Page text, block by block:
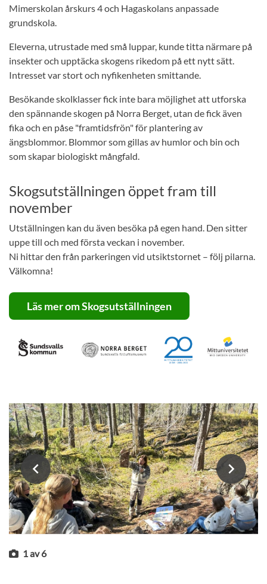
Mimerskolan årskurs 4 och Hagaskolans anpassade
grundskola.
Eleverna, utrustade med små luppar, kunde titta närmare på
insekter och upptäcka skogens rikedom på ett nytt sätt.
Intresset var stort och nyfikenheten smittande.
Besökande skolklasser fick inte bara möjlighet att utforska
den spännande skogen på Norra Berget, utan de fick även
fika och en påse "framtidsfrön" för plantering av
ängsblommor. Blommor som gillas av humlor och bin och
som skapar biologiskt mångfald.
Skogsutställningen öppet fram till
november
Utställningen kan du även besöka på egen hand. Den sitter
uppe till och med första veckan i november.
Ni hittar den från parkeringen vid utsiktstornet – följ pilarna.
Välkomna!
Läs mer om Skogsutställningen
1 av6